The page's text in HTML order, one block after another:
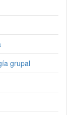
grupal